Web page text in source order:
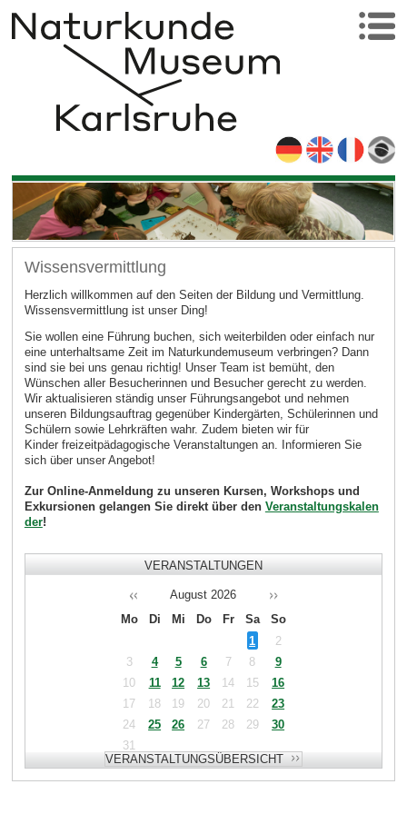
Wissensvermittlung
Herzlich willkommen auf den Seiten der Bildung und Vermittlung.
Wissensvermittlung ist unser Ding!
Sie wollen eine Führung buchen, sich weiterbilden oder einfach nur
eine unterhaltsame Zeit im Naturkundemuseum verbringen? Dann
sind sie bei uns genau richtig! Unser Team ist bemüht, den
Wünschen aller Besucherinnen und Besucher gerecht zu werden.
Wir aktualisieren ständig unser Führungsangebot und nehmen
unseren Bildungsauftrag gegenüber Kindergärten, Schülerinnen und
Schülern sowie Lehrkräften wahr. Zudem bieten wir für
Kinder freizeitpädagogische Veranstaltungen an. Informieren Sie
sich über unser Angebot!
Zur Online-Anmeldung zu unseren Kursen, Workshops und
Exkursionen gelangen Sie direkt über den Veranstaltungskalen
der!
VERANSTALTUNGEN
August 2026
Mo
Di Mi Do Fr Sa
So
1
2
3
4 5 6 7 8
9
10
11 12 13 14 15
16
17
18 19 20 21 22
23
24
25 26 27 28 29
30
31